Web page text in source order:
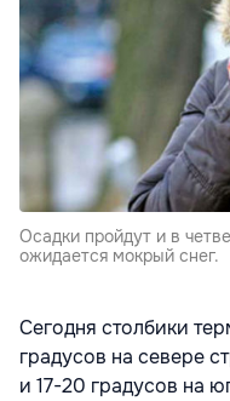
Осадки пройдут и в
ожидается мокрый снег.
Сегодня столбики
градусов на севере
и 17-20 градусов на